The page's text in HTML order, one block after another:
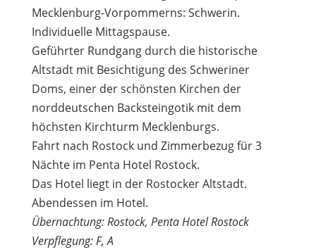
Mecklenburg-Vorpommerns: Schwerin.
Individuelle Mittagspause.
Geführter Rundgang durch die historische
Altstadt mit Besichtigung des Schweriner
Doms, einer der schönsten Kirchen der
norddeutschen Backsteingotik mit dem
höchsten Kirchturm Mecklenburgs.
Fahrt nach Rostock und Zimmerbezug für 3
Nächte im Penta Hotel Rostock.
Das Hotel liegt in der Rostocker Altstadt.
Abendessen im Hotel.
Übernachtung: Rostock, Penta Hotel Rostock
Verpflegung: F, A